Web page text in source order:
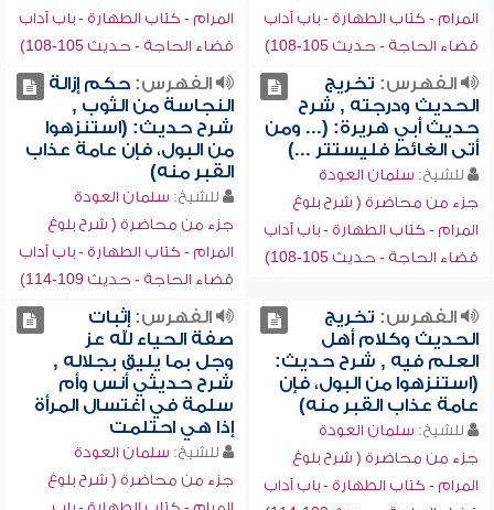
المرام - كتاب الطهارة - باب آداب
قضاء الحاجة - حديث 105-108)
المرام - كتاب الطهارة - باب آداب
قضاء الحاجة - حديث 105-108)
الفهرس: تخريج
الحديث ودرجته , شرح
حديث أبي هريرة: (... ومن
أتى الغائط فليستتر ...)
للشيخ: سلمان العودة
جزء من محاضرة ( شرح بلوغ
المرام - كتاب الطهارة - باب آداب
قضاء الحاجة - حديث 105-108)
الفهرس:حكم إزالة
النجاسة من الثوب ,
شرح حديث: (استنزهوا
من البول، فإن عامة عذاب
القبر منه)
للشيخ: سلمان العودة
جزء من محاضرة ( شرح بلوغ
المرام - كتاب الطهارة - باب آداب
قضاء الحاجة - حديث 109-114)
الفهرس: تخريج
الحديث وكلام أهل
العلم فيه , شرح حديث:
(استنزهوا من البول، فإن
عامة عذاب القبر منه)
للشيخ: سلمان العودة
جزء من محاضرة ( شرح بلوغ
المرام - كتاب الطهارة - باب آداب
الفهرس:إثبات
صفة الحياء لله عز
وجل بما يليق بجلاله ,
شرح حديثي أنس وأم
سلمة في اغتسال المرأة
إذا هي احتلمت
للشيخ: سلمان العودة
جزء من محاضرة ( شرح بلوغ